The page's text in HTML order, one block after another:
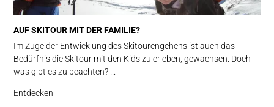
AUF SKITOUR MIT DER FAMILIE?
Im Zuge der Entwicklung des Skitourengehens ist auch das
Bedürfnis die Skitour mit den Kids zu erleben, gewachsen. Doch
was gibt es zu beachten? ...
Entdecken